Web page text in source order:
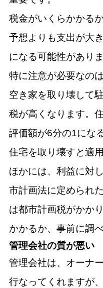
税金がいくらかかる
予想よりも支出が大
になる可能性がありま
特に注意が必要なの
空き家を取り壊して
税が高くなります。
評価額が6分の1にな
住宅を取り壊すと適
ほかには、利益に対
市計画法に定められ
は都市計画税がかか
かかるか、事前に調
管理会社の質が悪い
管理会社は、オーナ
行なってくれますが